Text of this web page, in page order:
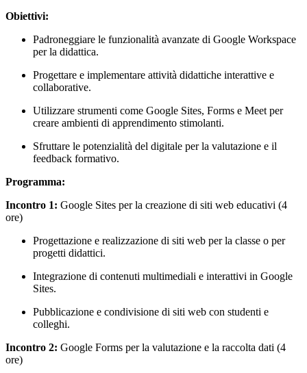
Obiettivi:
Padroneggiare le funzionalità avanzate di Google Workspace
per la didattica.
Progettare e implementare attività didattiche interattive e
collaborative.
Utilizzare strumenti come Google Sites, Forms e Meet per
creare ambienti di apprendimento stimolanti.
Sfruttare le potenzialità del digitale per la valutazione e il
feedback formativo.
Programma:
Incontro 1: Google Sites per la creazione di siti web educativi (4
ore)
Progettazione e realizzazione di siti web per la classe o per
progetti didattici.
Integrazione di contenuti multimediali e interattivi in Google
Sites.
Pubblicazione e condivisione di siti web con studenti e
colleghi.
Incontro 2: Google Forms per la valutazione e la raccolta dati (4
ore)